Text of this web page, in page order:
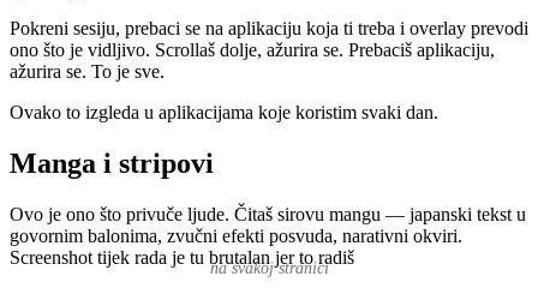
Pokreni sesiju, prebaci se na aplikaciju koja ti treba i overlay prevodi
ono što je vidljivo. Scrollaš dolje, ažurira se. Prebaciš aplikaciju,
ažurira se. To je sve.
Ovako to izgleda u aplikacijama koje koristim svaki dan.
Manga i stripovi
Ovo je ono što privuče ljude. Čitaš sirovu mangu — japanski tekst u
govornim balonima, zvučni efekti posvuda, narativni okviri.
Screenshot tijek rada je tu brutalan jer to radiš
na svakoj stranici